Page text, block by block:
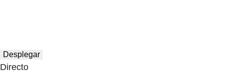
Desplegar
Directo